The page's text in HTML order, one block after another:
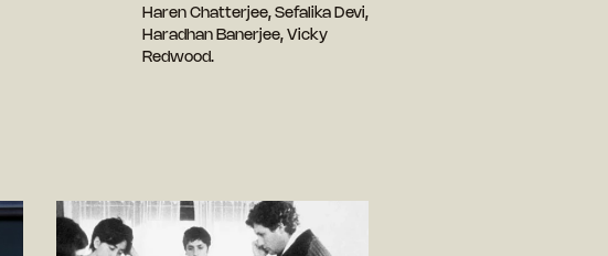
Haren Chatterjee, Sefalika Devi,
Haradhan Banerjee, Vicky
Redwood.